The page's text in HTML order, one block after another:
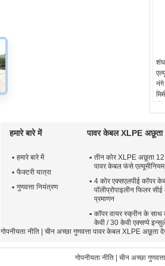
हमारे बारे में
हमारे बारे में
फैक्टरी यात्रा
गुणवत्ता नियंत्रण
पावर केबल XLPE अछूता
तीन कोर XLPE अछूता
पावर केबल फंसे
4 कोर एक्सएलपीई कॉपर
पॉलीप्रोपाइलीन फिलर
प्रमाणन
कॉपर वायर स्क्रीन के
केवी / 30 केवी एक्सप्पे
गोपनीयता नीति | चीन अच्छा गुणवत्ता पावर केबल XLPE
गोपनीयता नीति| चीन अच्छा